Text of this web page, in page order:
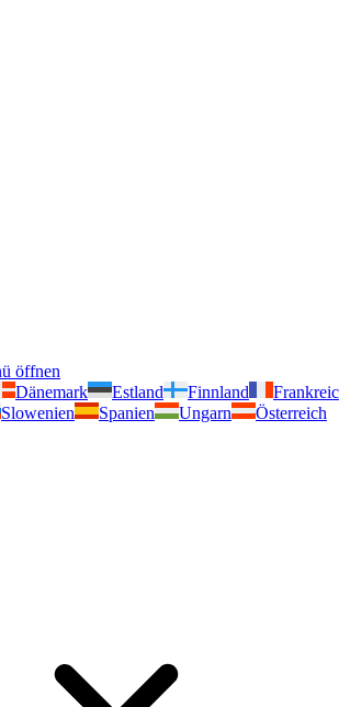
öffnen
Dänemark Estland Finnland
Slowenien Spanien Ungarn Österreich